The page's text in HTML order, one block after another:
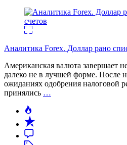
Аналитика Forex. Доллар рано
Американская валюта завершает
далеко не в лучшей форме. После
ожиданиях одобрения налоговой
принялись …